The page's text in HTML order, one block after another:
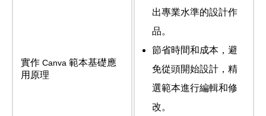
實作Canva 範本基礎應
用原理
出專業水準的設計作
品。
節省時間和成本，避
免從頭開始設計，精
選範本進行編輯和修
改。